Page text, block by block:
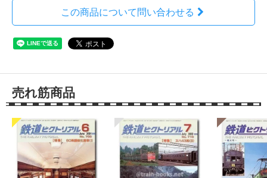
この商品について問い合わせる
売れ筋商品